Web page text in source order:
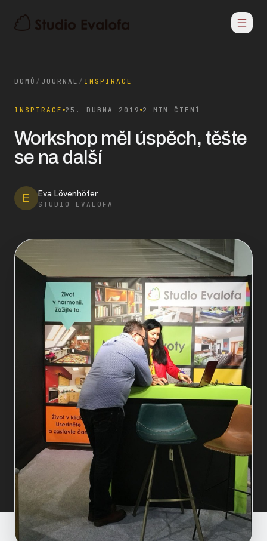
DOMŮ / JOURNAL / INSPIRACE
INSPIRACE 25. DUBNA 2019 2 MIN ČTENÍ
Workshop měl úspěch, těšte
se na další
E Eva Lövenhöfer
STUDIO EVALOFA